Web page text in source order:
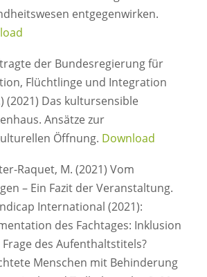
entgegenwirken.
der Bundesregierung für
Flüchtlinge und Integration
(2021) Das kultursensible
Ansätze zur
Öffnung. Download
Raquet, M. (2021) Vom
– Ein Fazit der Veranstaltung.
International (2021):
des Fachtages: Inklusion
Frage des Aufenthaltstitels?
Menschen mit Behinderung